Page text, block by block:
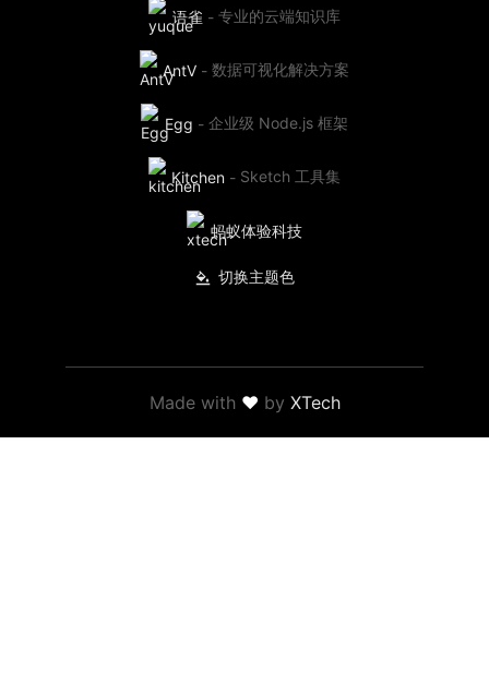
语雀 - 专业的云端知识库
AntV - 数据可视化解决方案
Egg - 企业级 Node.js 框架
Kitchen - Sketch 工具集
蚂蚁体验科技
切换主题色
Made with ❤ by XTech